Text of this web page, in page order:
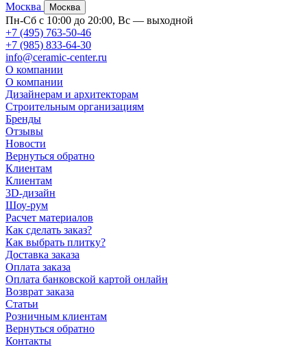
Москва
Москва
Пн-Сб с 10:00 до 20:00, Вс — выходной
+7 (495) 763-50-46
+7 (985) 833-64-30
info@ceramic-center.ru
О компании
О компании
Дизайнерам и архитекторам
Строительным организациям
Бренды
Отзывы
Новости
Вернуться обратно
Клиентам
Клиентам
3D-дизайн
Шоу-рум
Расчет материалов
Как сделать заказ?
Как выбрать плитку?
Доставка заказа
Оплата заказа
Оплата банковской картой онлайн
Возврат заказа
Статьи
Розничным клиентам
Вернуться обратно
Контакты